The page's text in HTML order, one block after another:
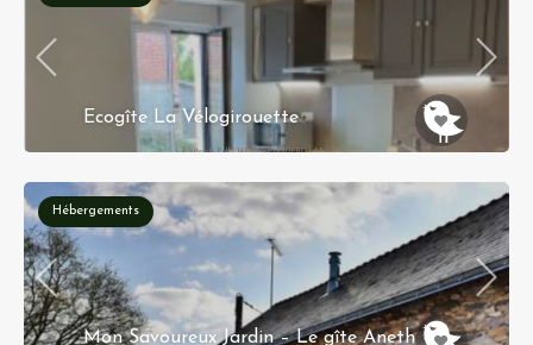
Ecogîte La Vélogirouette
1 Route de Bully 14320 FEUGUEROLLES-
Hébergements
Mon Savoureux Jardin – Le gîte Aneth –